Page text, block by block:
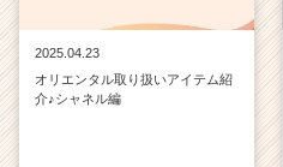
2025.04.23
オリエンタル取り扱いアイテム紹
介♪シャネル編